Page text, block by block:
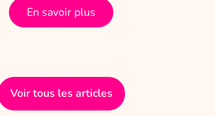
En savoir plus
Voir tous les articles